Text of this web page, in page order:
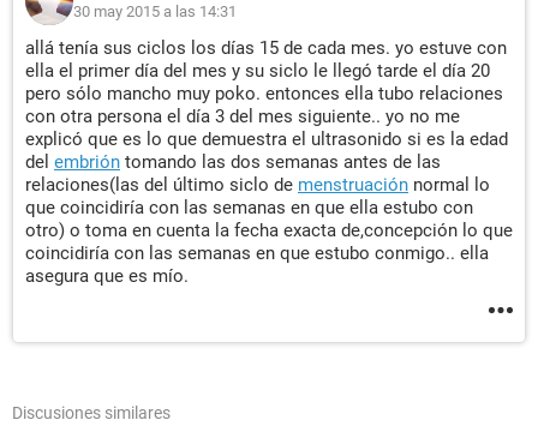
30 may 2015 a las 14:31
allá tenía sus ciclos los días 15 de cada mes. yo estuve con
ella el primer día del mes y su siclo le llegó tarde el día 20
pero sólo mancho muy poko. entonces ella tubo relaciones
con otra persona el día 3 del mes siguiente.. yo no me
explicó que es lo que demuestra el ultrasonido si es la edad
del embrión tomando las dos semanas antes de las
relaciones(las del último siclo de menstruación normal lo
que coincidiría con las semanas en que ella estubo con
otro) o toma en cuenta la fecha exacta de,concepción lo que
coincidiría con las semanas en que estubo conmigo.. ella
asegura que es mío.
Discusiones similares